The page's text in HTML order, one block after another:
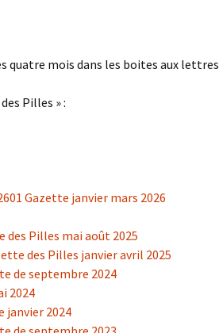
d’urgence
quatre mois dans les boites aux lettres
Pilles » :
Gazette janvier mars 2026
des Pilles mai août 2025
des Pilles janvier avril 2025
de septembre 2024
2024
janvier 2024